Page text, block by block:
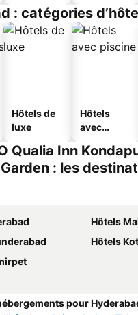
: catégories
Hôtels de
luxe
Hôtels
avec
Qualia Inn
: les
Hôtels
Hôtels
pour